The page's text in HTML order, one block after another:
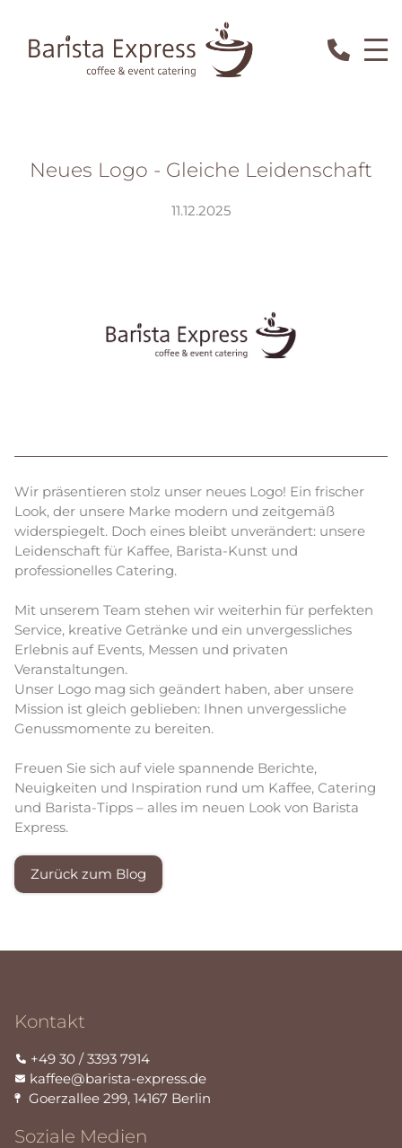
Neues Logo - Gleiche Leidenschaft
11.12.2025
Wir präsentieren stolz unser neues Logo! Ein frischer
Look, der unsere Marke modern und zeitgemäß
widerspiegelt. Doch eines bleibt unverändert: unsere
Leidenschaft für Kaffee, Barista-Kunst und
professionelles Catering.
Mit unserem Team stehen wir weiterhin für perfekten
Service, kreative Getränke und ein unvergessliches
Erlebnis auf Events, Messen und privaten
Veranstaltungen.
Unser Logo mag sich geändert haben, aber unsere
Mission ist gleich geblieben: Ihnen unvergessliche
Genussmomente zu bereiten.
Freuen Sie sich auf viele spannende Berichte,
Neuigkeiten und Inspiration rund um Kaffee, Catering
und Barista-Tipps – alles im neuen Look von Barista
Express.
Zurück zum Blog
Kontakt
+49 30 / 3393 7914
kaffee@barista-express.de
Goerzallee 299, 14167 Berlin
Soziale Medien